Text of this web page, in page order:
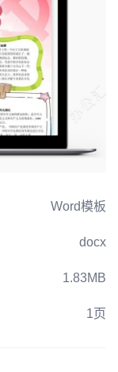
Word模板
docx
1.83MB
1页